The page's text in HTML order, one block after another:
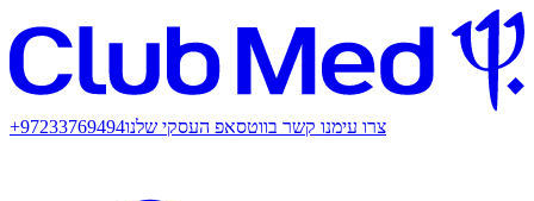
+97233769494צרו עימנו קשר בווטסאפ העסקי שלנו